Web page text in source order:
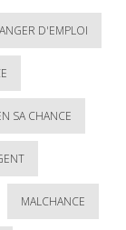
D'EMPLOI
SA CHANCE
MALCHANCE